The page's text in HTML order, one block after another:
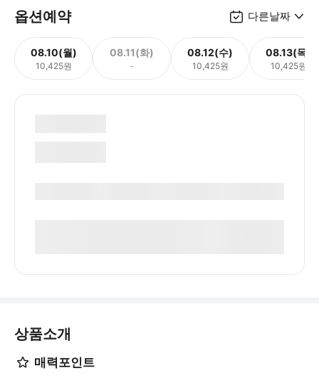
옵션예약 다른날짜
08.10(월)
10,425원
08.11(화)
-
08.12(수)
10,425원
08.13(목)
10,425원
상품소개
매력포인트